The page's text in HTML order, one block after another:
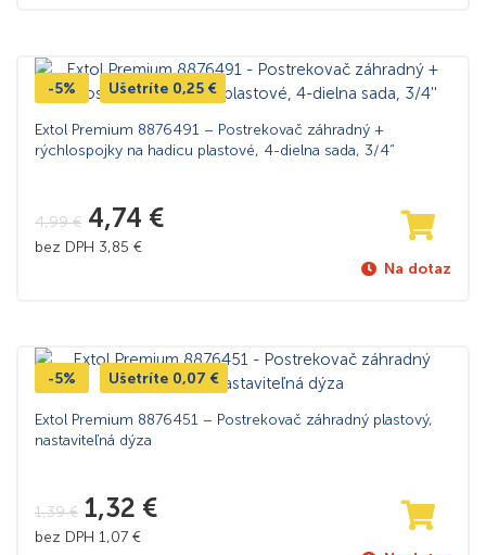
-5% Ušetríte 0,25 €
Extol Premium 8876491 – Postrekovač záhradný +
rýchlospojky na hadicu plastové, 4-dielna sada, 3/4“
4,99€ 4,74 €
bez DPH 3,85 €
Na dotaz
-5% Ušetríte 0,07 €
Extol Premium 8876451 – Postrekovač záhradný plastový,
nastaviteľná dýza
1,39€ 1,32 €
bez DPH 1,07 €